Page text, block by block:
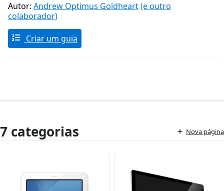
Autor: Andrew Optimus Goldheart(e outro
colaborador)
Criar um guia
7 categorias Nova página